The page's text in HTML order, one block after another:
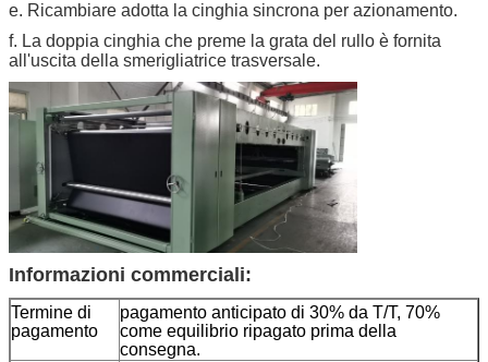
e. Ricambiare adotta la cinghia sincrona per azionamento.
f. La doppia cinghia che preme la grata del rullo è fornita
all'uscita della smerigliatrice trasversale.
Informazioni commerciali:
Termine di
pagamento
pagamento anticipato di 30% da T/T, 70%
come equilibrio ripagato prima della
consegna.